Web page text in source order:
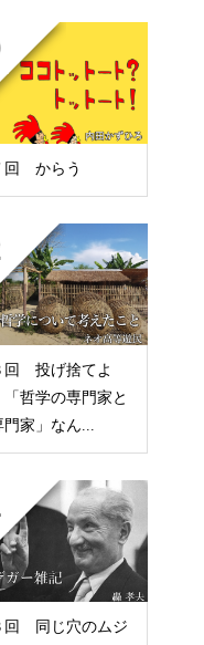
回 からう
回 投げ捨てよ
「哲学の専門家と
門家」なん...
回 同じ穴のムジ